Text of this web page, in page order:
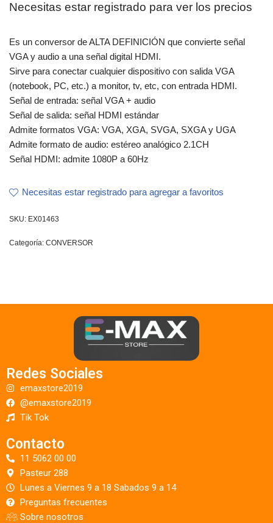
Necesitas estar registrado para ver los precios
Es un conversor de ALTA DEFINICIÓN que convierte señal
VGA y audio a una señal digital HDMI.
Sirve para conectar cualquier dispositivo con salida VGA
(notebook, PC, etc.) a monitor, tv, etc, con entrada HDMI.
Señal de entrada: señal VGA + audio
Señal de salida: señal HDMI estándar
Admite formatos VGA: VGA, XGA, SVGA, SXGA y UGA
Admite formato de audio: estéreo analógico 2.1CH
Señal HDMI: admite 1080P a 60Hz
Necesitas estar registrado para agregar a favoritos
SKU: EX01463
Categoría: CONVERSOR
Redes Sociales
emaxstore2019
@emaxstore2019
Tik Tok
Contacto
11 5062 00 00
Pasteur 288
Lunes a Viernes 9 a 18 Sabados 9 a 14
Preguntas frecuentes
Sobre nosotros